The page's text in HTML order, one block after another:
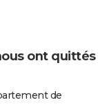
ont quittés
de